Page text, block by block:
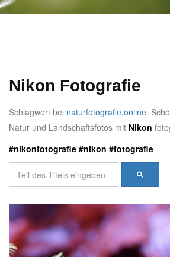
Nikon Fotografie
Schlagwort bei naturfotografie.online.
Natur und Landschaftsfotos mit Nikon
#nikonfotografie #nikon #fotografie